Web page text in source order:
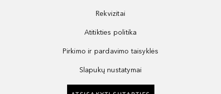
Rekvizitai
Atitikties politika
Pirkimo ir pardavimo taisyklės
Slapukų nustatymai